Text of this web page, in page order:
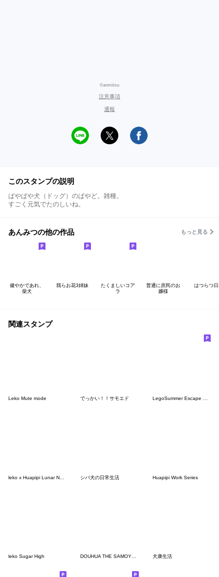
©anmitsu
注意事項
通報
このスタンプの説明
ぱやぱや犬（ドッグ）のぱやど。雑種。
すごく元気でたのしいね。
あんみつの他の作品 もっと見る
健やかであれ、
柴犬
我らお花3姉妹
たくましいコア
ラ
普通に庶民のお
嬢様
はつらつ
関連スタンプ
Leko Mute mode でっかい！！サモエド LegoSummer Escape Plan
シバ犬の日常生活 Huapipi Work Series
leko Sugar High 犬康生活